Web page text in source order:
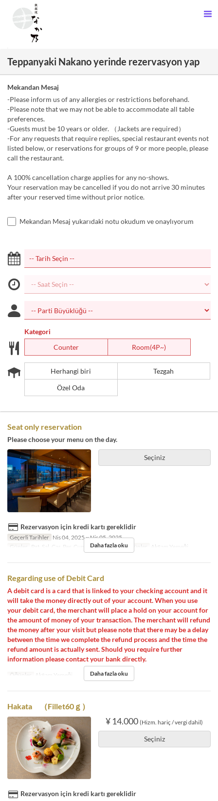
Teppanyaki Nakano yerinde rezervasyon yap
Mekandan Mesaj
-Please inform us of any allergies or restrictions beforehand.
-Please note that we may not be able to accommodate all table
preferences.
-Guests must be 10 years or older. （Jackets are required）
-For any requests that require replies, special restaurant events not
listed below, or reservations for groups of 9 or more people, please
call the restaurant.
A 100% cancellation charge applies for any no-shows.
Your reservation may be cancelled if you do not arrive 30 minutes
after your reserved time without prior notice.
Mekandan Mesaj yukarıdaki notu okudum ve onaylıyorum
Kategori
Counter
Room(4P~)
Herhangi biri
Tezgah
Özel Oda
Seat only reservation
Please choose your menu on the day.
Seçiniz
Rezervasyon için kredi kartı gereklidir
Geçerli Tarihler Nis 04, 2025 ~ Nis 05, 2025
Günler
Pzt, Sal, Çar, Per, Cum, Cmt, Bayram Öğünler Akşam Yemeği
Daha fazla oku
Regarding use of Debit Card
A debit card is a card that is linked to your checking account and it
will take the money directly out of your account. When you use
your debit card, the merchant will place a hold on your account for
the amount of money of your transaction. The merchant will refund
the money after your visit but please note that there may be a delay
between the time we complete the refund process and the time the
refund amount is actually sent. Should you require further
information please contact your bank directly.
Öğünler Akşam Yemeği Daha fazla oku
Hakata （Fillet60ｇ）
¥ 14.000 (Hizm. hariç / vergi dahil)
Seçiniz
Rezervasyon için kredi kartı gereklidir